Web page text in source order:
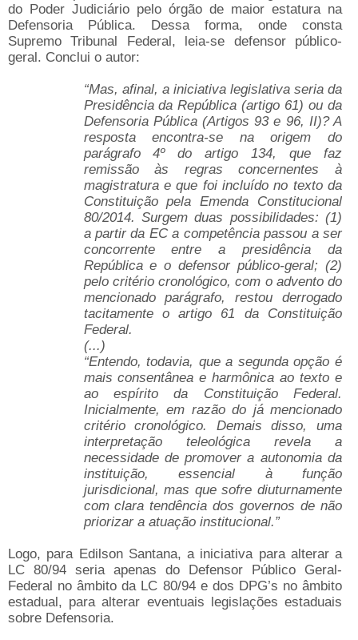
do Poder Judiciário pelo órgão de maior estatura na
Defensoria Pública. Dessa forma, onde consta
Supremo Tribunal Federal, leia-se defensor público-
geral. Conclui o autor:
“Mas, afinal, a iniciativa legislativa seria da
Presidência da República (artigo 61) ou da
Defensoria Pública (Artigos 93 e 96, II)? A
resposta encontra-se na origem do
parágrafo 4º do artigo 134, que faz
remissão às regras concernentes à
magistratura e que foi incluído no texto da
Constituição pela Emenda Constitucional
80/2014. Surgem duas possibilidades: (1)
a partir da EC a competência passou a ser
concorrente entre a presidência da
República e o defensor público-geral; (2)
pelo critério cronológico, com o advento do
mencionado parágrafo, restou derrogado
tacitamente o artigo 61 da Constituição
Federal.
(...)
“Entendo, todavia, que a segunda opção é
mais consentânea e harmônica ao texto e
ao espírito da Constituição Federal.
Inicialmente, em razão do já mencionado
critério cronológico. Demais disso, uma
interpretação teleológica revela a
necessidade de promover a autonomia da
instituição, essencial à função
jurisdicional, mas que sofre diuturnamente
com clara tendência dos governos de não
priorizar a atuação institucional.”
Logo, para Edilson Santana, a iniciativa para alterar a
LC 80/94 seria apenas do Defensor Público Geral-
Federal no âmbito da LC 80/94 e dos DPG’s no âmbito
estadual, para alterar eventuais legislações estaduais
sobre Defensoria.